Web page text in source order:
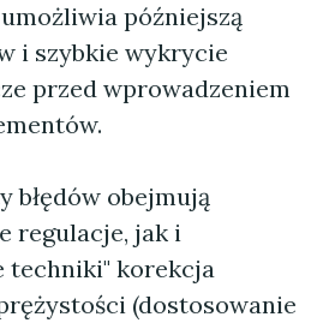
umożliwia późniejszą
i szybkie wykrycie
przed wprowadzeniem
błędów obejmują
regulacje, jak i
techniki" korekcja
(dostosowanie